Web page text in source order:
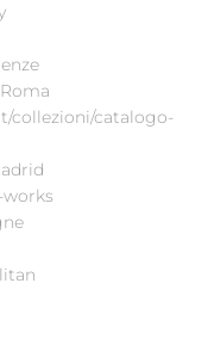
collezioni/catalogo-